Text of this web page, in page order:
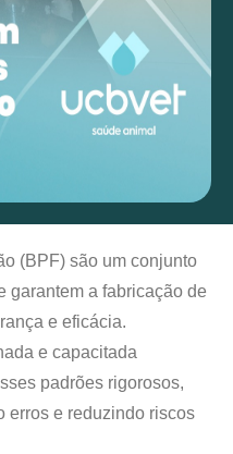
(BPF) são um conjunto
garantem a fabricação de
e eficácia.
e capacitada
padrões rigorosos,
erros e reduzindo riscos